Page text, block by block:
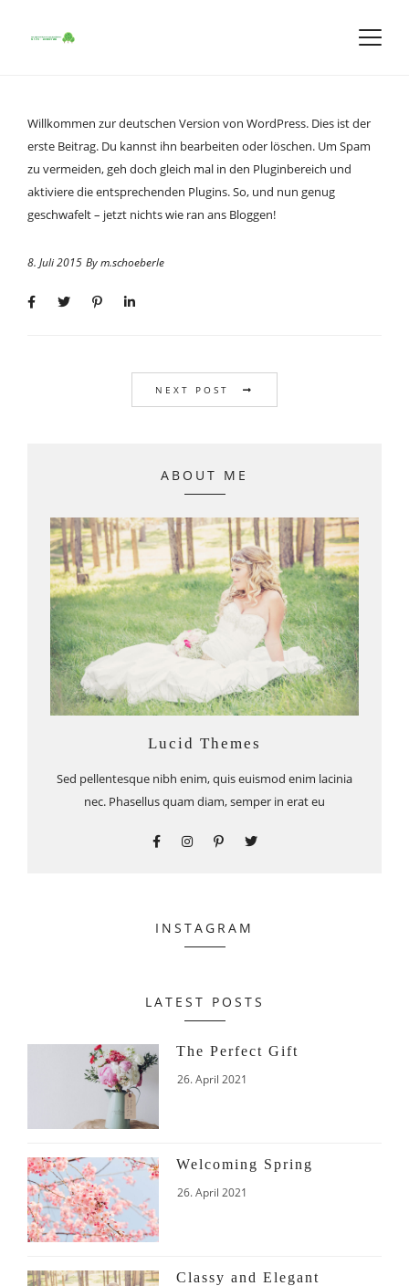
Willkommen zur deutschen Version von WordPress. Dies ist der
erste Beitrag. Du kannst ihn bearbeiten oder löschen. Um Spam
zu vermeiden, geh doch gleich mal in den Pluginbereich und
aktiviere die entsprechenden Plugins. So, und nun genug
geschwafelt – jetzt nichts wie ran ans Bloggen!
8. Juli 2015 Bym.schoeberle
NEXT POST
ABOUT ME
Lucid Themes
Sed pellentesque nibh enim, quis euismod enim lacinia
nec. Phasellus quam diam, semper in erat eu
INSTAGRAM
LATEST POSTS
The Perfect Gift
26. April 2021
Welcoming Spring
26. April 2021
Classy and Elegant